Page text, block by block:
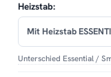
Heizstab:
Mit Heizstab
Unterschied Essential /